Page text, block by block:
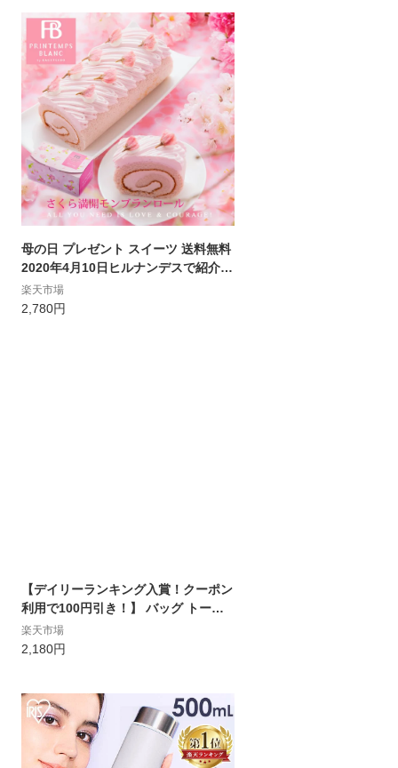
母の日 プレゼント スイーツ 送料無料
2020年4月10日ヒルナンデスで紹介！
さくら満開モンブランロールギフト
ロールケーキ桜 お取り寄せ お花見お
楽天市場
2,780円
【デイリーランキング入賞！クーポン
利用で100円引き！】 バッグ トート
バッグ チャック付き ファスナー付き
レディース メンズ 肩掛け マザーバッ
コバッグ ベジバッグ 【ショルダート
ート】Nc
楽天市場
2,180円